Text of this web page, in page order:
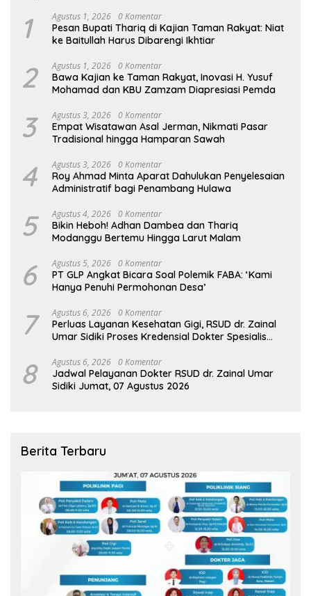
1 Agustus 1, 2026 0 Komentar
Pesan Bupati Thariq di Kajian Taman Rakyat: Niat
ke Baitullah Harus Dibarengi Ikhtiar
2 Agustus 1, 2026 0 Komentar
Bawa Kajian ke Taman Rakyat, Inovasi H. Yusuf
Mohamad dan KBU Zamzam Diapresiasi Pemda
3 Agustus 3, 2026 0 Komentar
Empat Wisatawan Asal Jerman, Nikmati Pasar
Tradisional hingga Hamparan Sawah
4 Agustus 3, 2026 0 Komentar
Roy Ahmad Minta Aparat Dahulukan Penyelesaian
Administratif bagi Penambang Hulawa
5 Agustus 4, 2026 0 Komentar
Bikin Heboh! Adhan Dambea dan Thariq
Modanggu Bertemu Hingga Larut Malam
6 Agustus 5, 2026 0 Komentar
PT GLP Angkat Bicara Soal Polemik FABA: ‘Kami
Hanya Penuhi Permohonan Desa’
7 Agustus 6, 2026 0 Komentar
Perluas Layanan Kesehatan Gigi, RSUD dr. Zainal
Umar Sidiki Proses Kredensial Dokter Spesialis
8 Agustus 6, 2026 0 Komentar
Jadwal Pelayanan Dokter RSUD dr. Zainal Umar
Sidiki Jumat, 07 Agustus 2026
Berita Terbaru